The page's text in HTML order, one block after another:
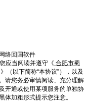
络回国软件
应当阅读并遵守《 合肥市蜀
》（以下简称“本协议”），以及
请您务必审慎阅读、充分理解
开通或使用某项服务的单独协
体加粗形式提示您注意。